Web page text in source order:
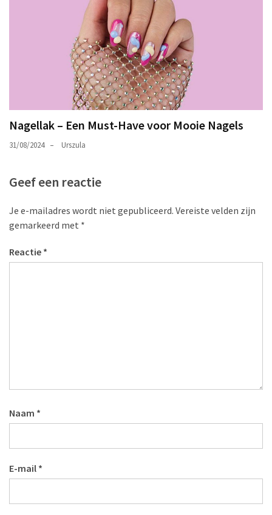
Nagellak – Een Must-Have voor Mooie Nagels
31/08/2024 Urszula
Geef een reactie
Je e-mailadres wordt niet gepubliceerd. Vereiste velden zijn
gemarkeerd met *
Reactie *
Naam *
E-mail *